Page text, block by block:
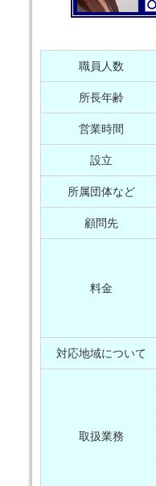
職員人数
所長年齢
営業時間
設立
所属団体など
顧問先
料金
対応地域について
取扱業務